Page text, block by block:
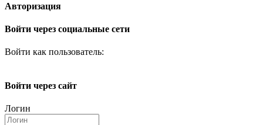
Авторизация
Войти через социальные сети
Войти как пользователь:
Войти через сайт
Логин